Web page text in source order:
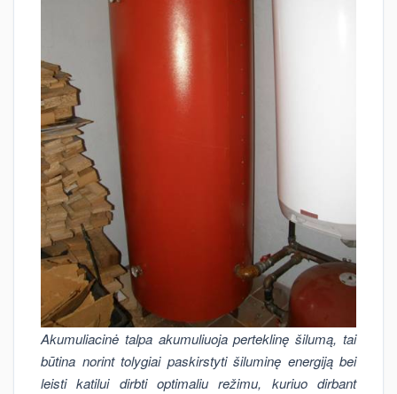
Akumuliacinė talpa akumuliuoja perteklinę šilumą, tai
būtina norint tolygiai paskirstyti šiluminę energiją bei
leisti katilui dirbti optimaliu režimu, kuriuo dirbant